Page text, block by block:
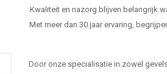
Kwaliteit en nazorg blijven belangrijk
Met meer dan 30 jaar ervaring,
Door onze specialisatie in zowel